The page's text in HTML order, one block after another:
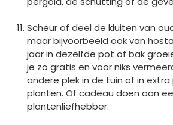
Scheur of deel de kluiten van
maar bijvoorbeeld ook van
jaar in dezelfde pot of bak
je zo gratis en voor niks
andere plek in de tuin of in
planten. Of cadeau doen aan
plantenliefhebber.